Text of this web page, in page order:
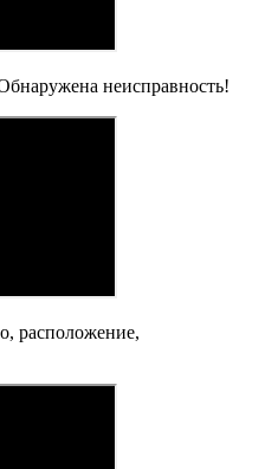
неисправность!
расположение,